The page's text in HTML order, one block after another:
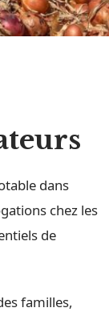
dans
chez les
de
familles,